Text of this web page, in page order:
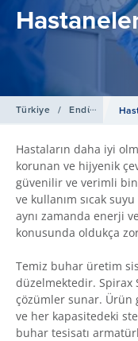
Türkiye / Endüstriler
Hastaların daha iyi
korunan ve hijyenik
güvenilir ve verimli
ve kullanım sıcak
aynı zamanda enerji
konusunda oldukça
Temiz buhar üretim
düzelmektedir. Spirax
çözümler sunar. Ürün
ve her kapasitedeki
buhar tesisatı